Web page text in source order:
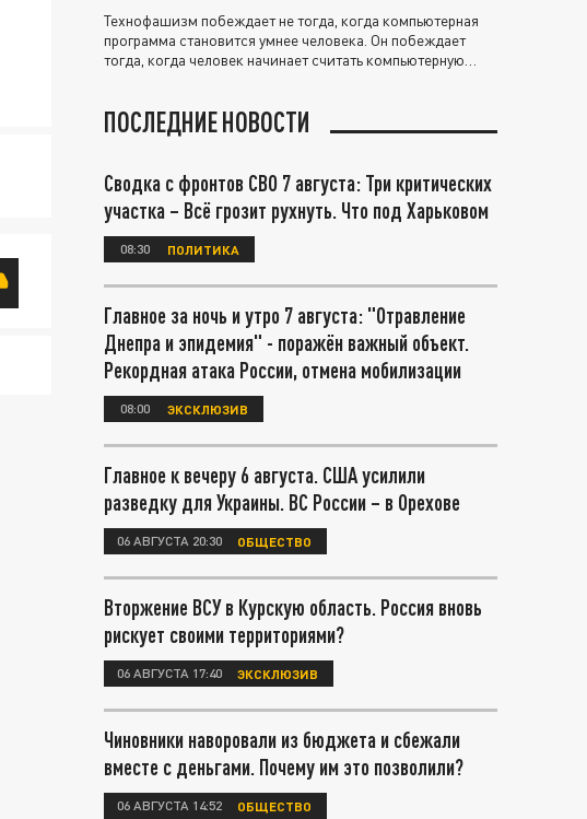
Технофашизм побеждает не тогда, когда компьютерная
программа становится умнее человека. Он побеждает
тогда, когда человек начинает считать компьютерную
ПОСЛЕДНИЕ НОВОСТИ
Сводка с фронтов СВО 7 августа: Три критических
участка – Всё грозит рухнуть. Что под Харьковом
08:30 ПОЛИТИКА
Главное за ночь и утро 7 августа: "Отравление
Днепра и эпидемия" - поражён важный объект.
Рекордная атака России, отмена мобилизации
08:00 ЭКСКЛЮЗИВ
Главное к вечеру 6 августа. США усилили
разведку для Украины. ВС России – в Орехове
06 АВГУСТА 20:30 ОБЩЕСТВО
Вторжение ВСУ в Курскую область. Россия вновь
рискует своими территориями?
06 АВГУСТА 17:40 ЭКСКЛЮЗИВ
Чиновники наворовали из бюджета и сбежали
вместе с деньгами. Почему им это позволили?
06 АВГУСТА 14:52 ОБЩЕСТВО